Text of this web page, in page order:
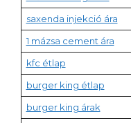
saxenda injekció ára
1 mázsa cement ára
kfc étlap
burger king étlap
burger king árak